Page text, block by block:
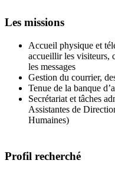
Les missions
Accueil physique et
accueillir les visiteurs,
les messages
Gestion du courrier,
Tenue de la banque
Secrétariat et tâches
Assistantes de
Humaines)
Profil recherché